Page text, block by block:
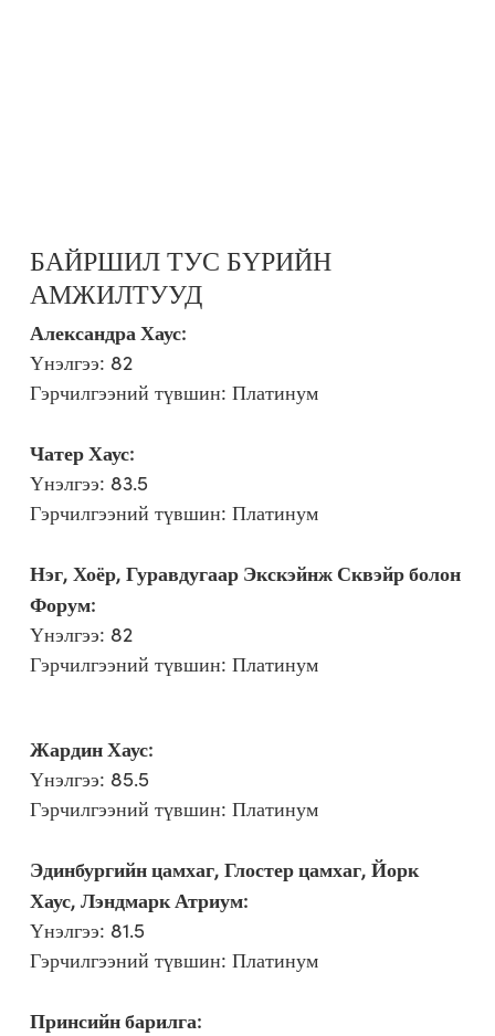
БАЙРШИЛ ТУС БҮРИЙН
АМЖИЛТУУД
Александра Хаус:
Үнэлгээ: 82
Гэрчилгээний түвшин: Платинум
Чатер Хаус:
Үнэлгээ: 83.5
Гэрчилгээний түвшин: Платинум
Нэг, Хоёр, Гуравдугаар Экскэйнж Сквэйр болон
Форум:
Үнэлгээ: 82
Гэрчилгээний түвшин: Платинум
Жардин Хаус:
Үнэлгээ: 85.5
Гэрчилгээний түвшин: Платинум
Эдинбургийн цамхаг, Глостер цамхаг, Йорк
Хаус, Лэндмарк Атриум:
Үнэлгээ: 81.5
Гэрчилгээний түвшин: Платинум
Принсийн барилга: